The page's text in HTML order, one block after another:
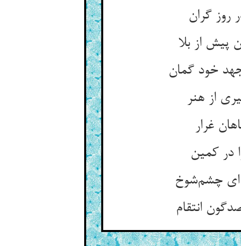
روز گران
پیش از بلا
خود گمان
از هنر
غرار
در کمین
ای چشم‌شوخ
انتقام